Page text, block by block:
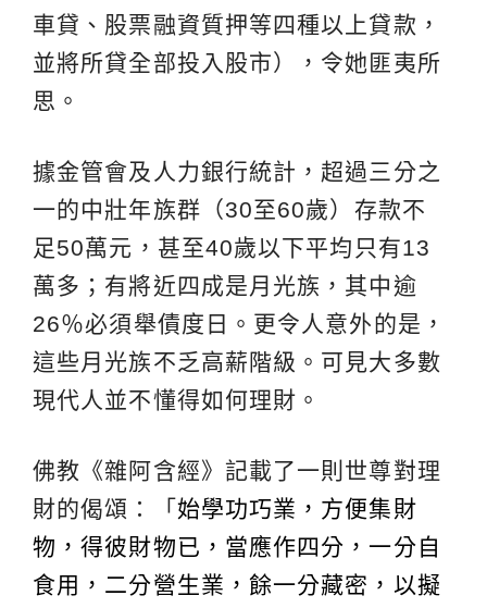
車貸、股票融資質押等四種以上貸款，
並將所貸全部投入股市），令她匪夷所
思。
據金管會及人力銀行統計，超過三分之
一的中壯年族群（30至60歲）存款不
足50萬元，甚至40歲以下平均只有13
萬多；有將近四成是月光族，其中逾
26％必須舉債度日。更令人意外的是，
這些月光族不乏高薪階級。可見大多數
現代人並不懂得如何理財。
佛教《雜阿含經》記載了一則世尊對理
財的偈頌：「 始學功巧業，方便集財
物，得彼財物已，當應作四分，一分自
食用，二分營生業，餘一分藏密，以擬